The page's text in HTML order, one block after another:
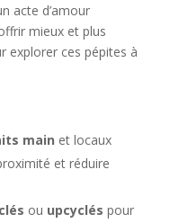
acte d’amour
mieux et plus
explorer ces pépites à
main et locaux
et réduire
ou upcyclés pour